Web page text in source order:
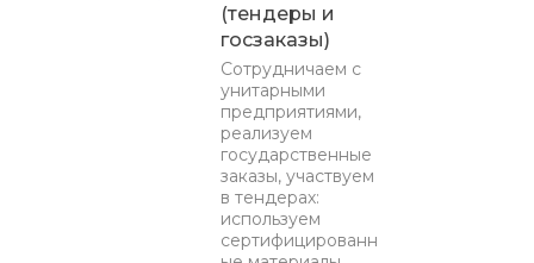
(тендеры и
госзаказы)
Сотрудничаем с
унитарными
предприятиями,
реализуем
государственные
заказы, участвуем
в тендерах:
используем
сертифицированн